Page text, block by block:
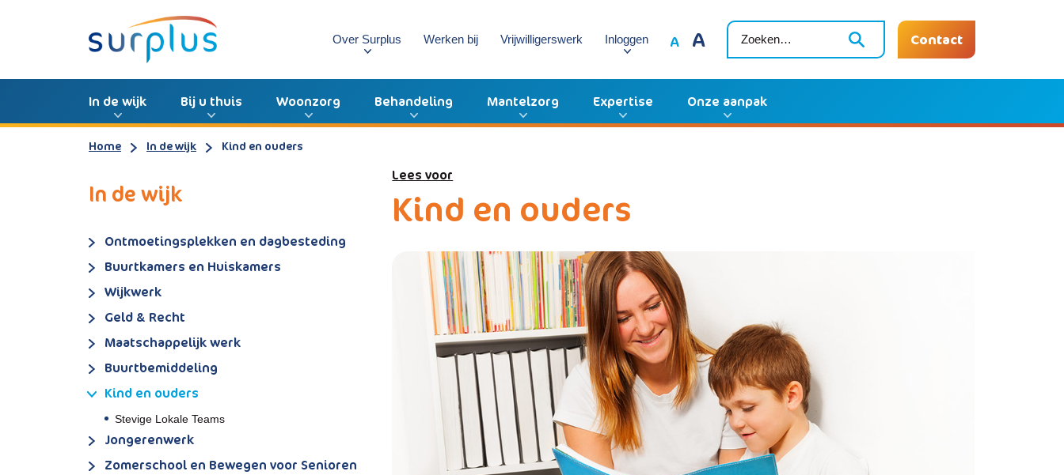
Over Surplus Werken bij Vrijwilligerswerk Inloggen A A Contact
In de wijk Bij u thuis Woonzorg Behandeling Mantelzorg Expertise Onze aanpak
Home In de wijk Kind en ouders
In de wijk
Ontmoetingsplekken en dagbesteding
Buurtkamers en Huiskamers
Wijkwerk
Geld & Recht
Maatschappelijk werk
Buurtbemiddeling
Kind en ouders
Stevige Lokale Teams
Jongerenwerk
Zomerschool en Bewegen voor Senioren
Lees voor
Kind en ouders